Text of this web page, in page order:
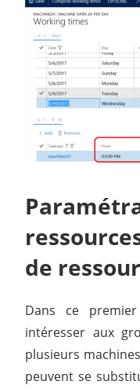
de
Dans ce
intéresser aux
plusieurs
peuvent se